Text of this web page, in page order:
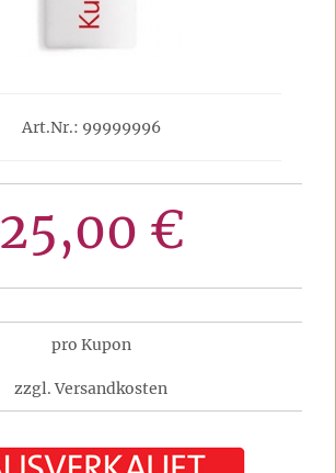
Art.Nr.: 99999996
25,00 €
pro Kupon
zzgl. Versandkosten